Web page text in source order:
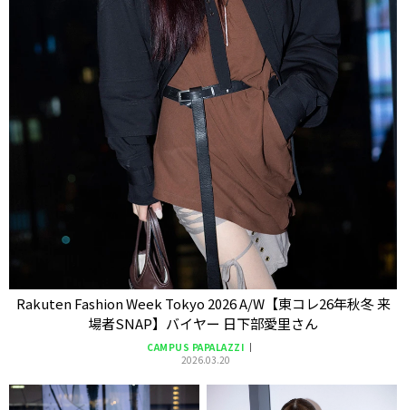
Rakuten Fashion Week Tokyo 2026 A/W【東コレ26年秋冬 来
場者SNAP】バイヤー 日下部愛里さん
CAMPUS PAPALAZZI
2026.03.20